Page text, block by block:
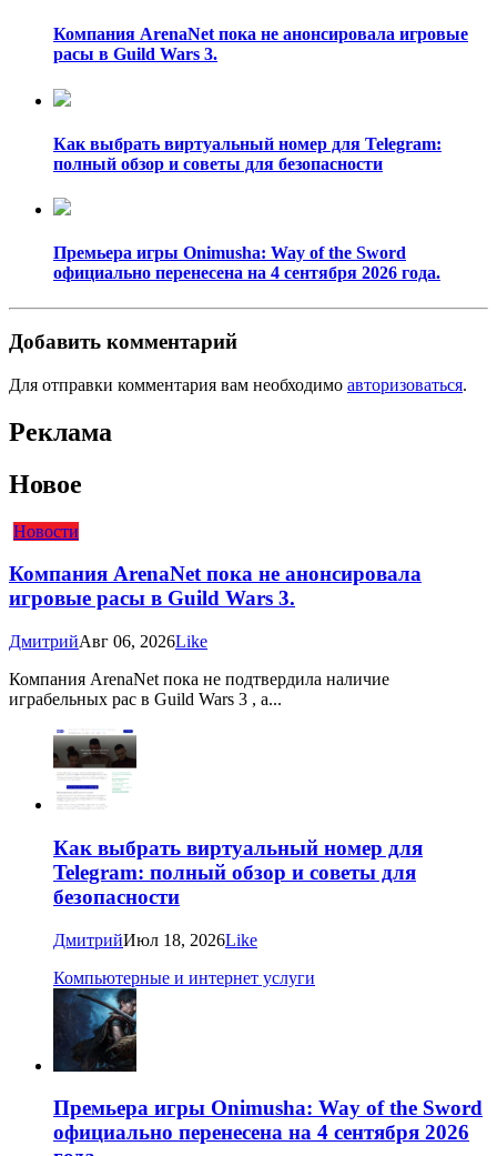
Компания ArenaNet пока не анонсировала игровые
расы в Guild Wars 3.
Как выбрать виртуальный номер для Telegram:
полный обзор и советы для безопасности
Премьера игры Onimusha: Way of the Sword
официально перенесена на 4 сентября 2026 года.
Добавить комментарий
Для отправки комментария вам необходимо авторизоваться.
Реклама
Новое
Новости
Компания ArenaNet пока не анонсировала
игровые расы в Guild Wars 3.
ДмитрийАвг 06, 2026Like
Компания ArenaNet пока не подтвердила наличие
играбельных рас в Guild Wars 3 , а...
Как выбрать виртуальный номер для
Telegram: полный обзор и советы для
безопасности
ДмитрийИюл 18, 2026Like
Компьютерные и интернет услуги
Премьера игры Onimusha: Way of the Sword
официально перенесена на 4 сентября 2026